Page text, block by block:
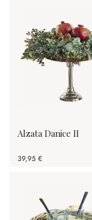
Alzata Danice II
39,95 €